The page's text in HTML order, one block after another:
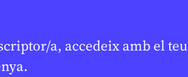
a, accedeix amb el teu